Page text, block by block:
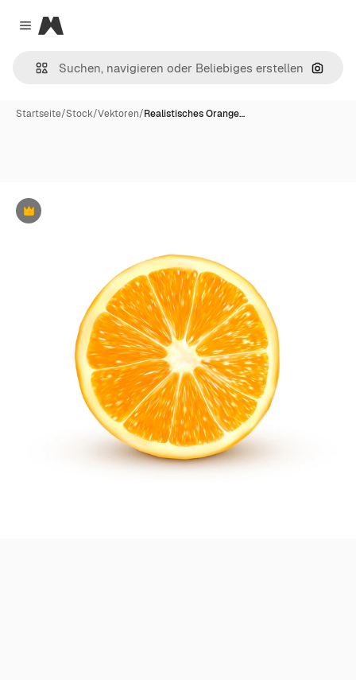
Close menu
Magnific
Nach
Startseite/Stock/Vektoren/Realistisches Orange…
Premium